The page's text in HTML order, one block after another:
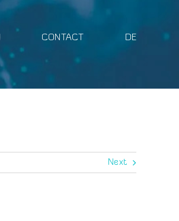
CONTACT DE
Next